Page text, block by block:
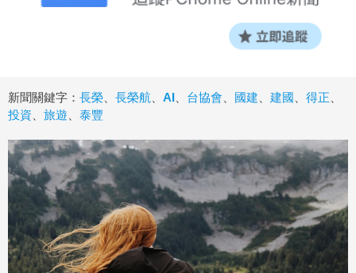
新聞關鍵字： 長榮 長榮航 AI 台協會 國建 建國 得正
投資
旅遊 泰豐